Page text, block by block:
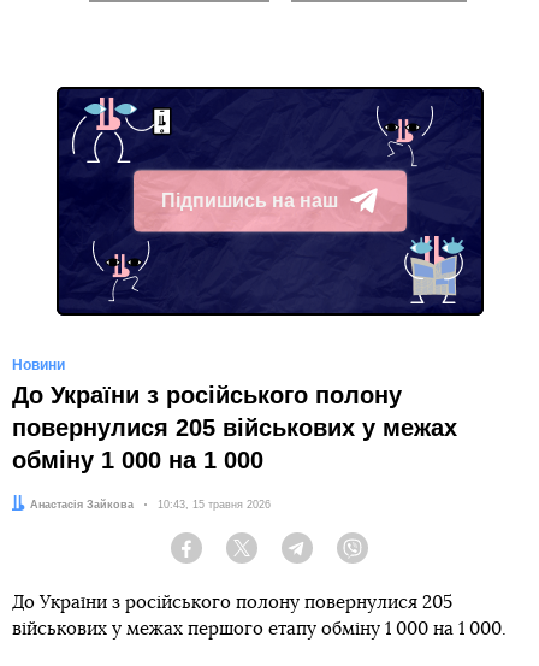
Підпишись на наш
Telegram
Новини
До України з російського полону
повернулися 205 військових у межах
обміну 1 000 на 1 000
Автор:
Анастасія Зайкова Дата:
10:43, 15 травня 2026
Facebook Twitter Telegram
До України з російського полону повернулися 205
військових у межах першого етапу обміну 1 000 на 1 000.